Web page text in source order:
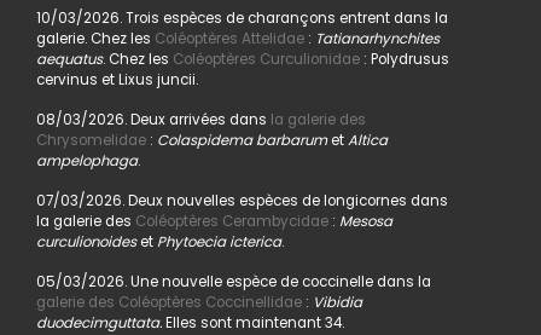
10/03/2026. Trois espèces de charançons entrent dans la
galerie. Chez les Coléoptères Attelidae: Tatianarhynchites
aequatus. Chez les Coléoptères Curculionidae: Polydrusus
cervinus et Lixus juncii.
08/03/2026. Deux arrivées dans la galerie des
Chrysomelidae: Colaspidema barbarumetAltica
ampelophaga.
07/03/2026. Deux nouvelles espèces de longicornes dans
la galerie des Coléoptères Cerambycidae: Mesosa
curculionoideset Phytoecia icterica.
05/03/2026. Une nouvelle espèce de coccinelle dans la
galerie des Coléoptères Coccinellidae: Vibidia
duodecimguttata.Elles sont maintenant 34.